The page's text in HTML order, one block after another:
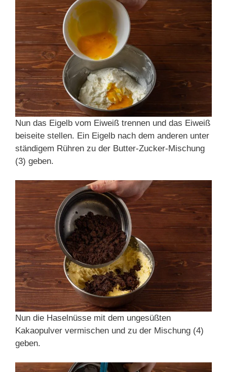
Nun das Eigelb vom Eiweiß trennen und das Eiweiß
beiseite stellen. Ein Eigelb nach dem anderen unter
ständigem Rühren zu der Butter-Zucker-Mischung
(3) geben.
Nun die Haselnüsse mit dem ungesüßten
Kakaopulver vermischen und zu der Mischung (4)
geben.